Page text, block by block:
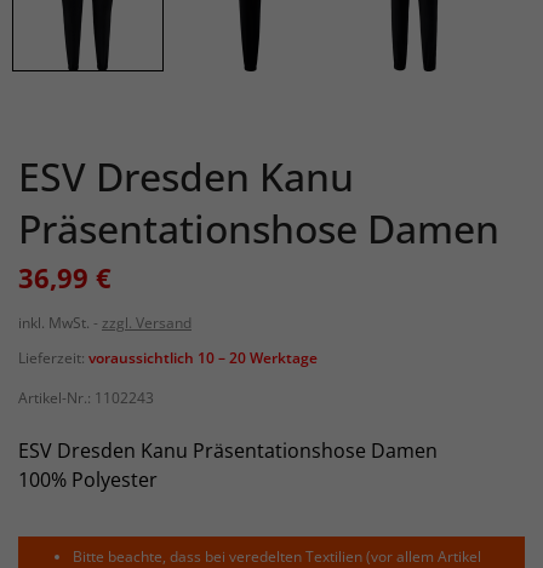
ESV Dresden Kanu
Präsentationshose Damen
36,99 €
inkl. MwSt.
zzgl. Versand
Lieferzeit: voraussichtlich 10 – 20 Werktage
Artikel-Nr.: 1102243
ESV Dresden Kanu Präsentationshose Damen
100% Polyester
Bitte beachte, dass bei veredelten Textilien (vor allem Artikel